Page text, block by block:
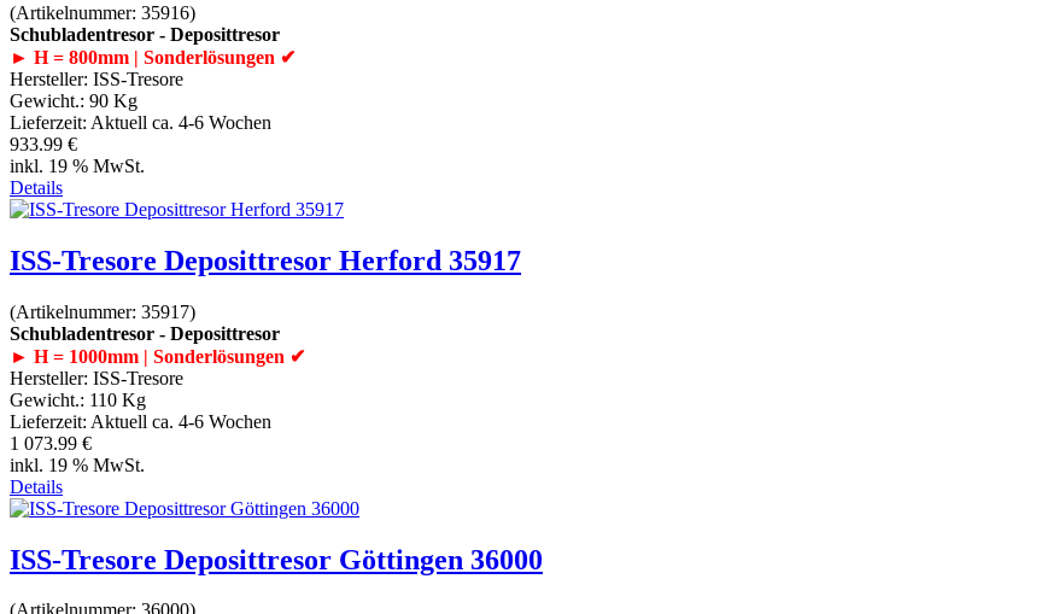
(Artikelnummer: 35916)
Schubladentresor - Deposittresor
► H = 800mm | Sonderlösungen ✔
Hersteller: ISS-Tresore
Gewicht.: 90 Kg
Lieferzeit: Aktuell ca. 4-6 Wochen
933.99 €
inkl. 19 % MwSt.
Details
ISS-Tresore Deposittresor Herford 35917
(Artikelnummer: 35917)
Schubladentresor - Deposittresor
► H = 1000mm | Sonderlösungen ✔
Hersteller: ISS-Tresore
Gewicht.: 110 Kg
Lieferzeit: Aktuell ca. 4-6 Wochen
1 073.99 €
inkl. 19 % MwSt.
Details
ISS-Tresore Deposittresor Göttingen 36000